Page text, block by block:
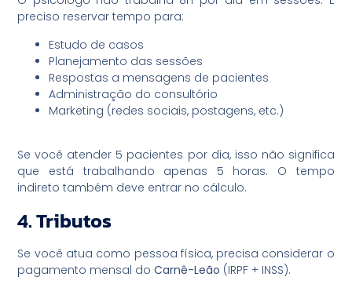
preciso reservar tempo para:
Estudo de casos
Planejamento das sessões
Respostas a mensagens de pacientes
Administração do consultório
Marketing (redes sociais, postagens, etc.)
Se você atender 5 pacientes por dia, isso não significa
que está trabalhando apenas 5 horas. O tempo
indireto também deve entrar no cálculo.
4. Tributos
Se você atua como pessoa física, precisa considerar o
pagamento mensal doCarnê-Leão (IRPF + INSS).